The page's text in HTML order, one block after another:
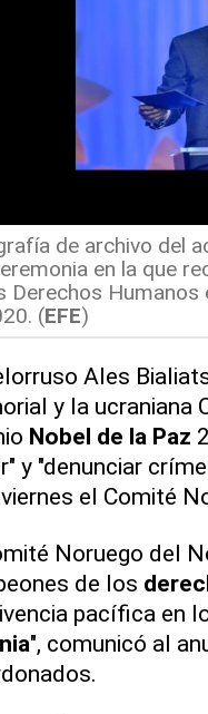
de archivo del
en la que
Derechos Humanos
(EFE)
Ales
y la ucraniana
Nobel de la Paz
y "denunciar
el Comité
Noruego del
de los
pacífica en
", comunicó al